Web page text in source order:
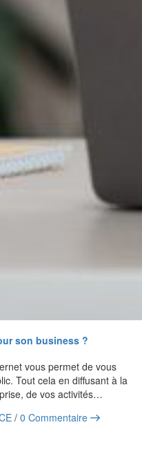
son business ?
vous permet de vous
Tout cela en diffusant à la
de vos activités…
/ 0 Commentaire